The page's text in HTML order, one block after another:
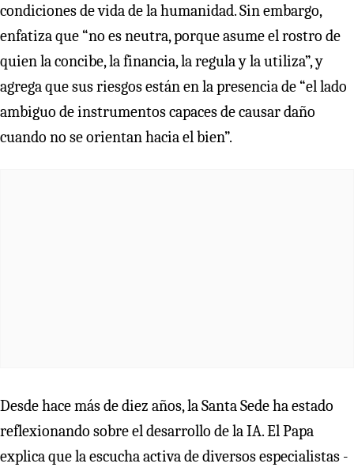
condiciones de vida de la humanidad. Sin embargo,
enfatiza que “no es neutra, porque asume el rostro de
quien la concibe, la financia, la regula y la utiliza”, y
agrega que sus riesgos están en la presencia de “el lado
ambiguo de instrumentos capaces de causar daño
cuando no se orientan hacia el bien”.
Desde hace más de diez años, la Santa Sede ha estado
reflexionando sobre el desarrollo de la IA. El Papa
explica que la escucha activa de diversos especialistas -